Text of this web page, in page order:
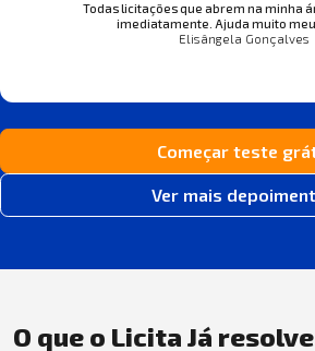
Todas licitações que abrem na minha
imediatamente. Ajuda muito
Elisângela Gonçalves
Começar teste
Ver mais
O que o Licita Já